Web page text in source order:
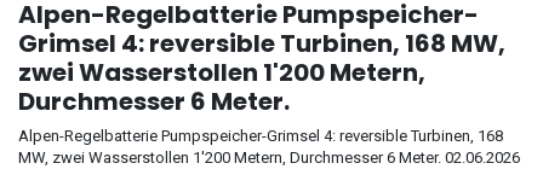
Alpen-Regelbatterie Pumpspeicher-
Grimsel 4: reversible Turbinen, 168 MW,
zwei Wasserstollen 1'200 Metern,
Durchmesser 6 Meter.
Alpen-Regelbatterie Pumpspeicher-Grimsel 4: reversible Turbinen, 168
MW, zwei Wasserstollen 1'200 Metern, Durchmesser 6 Meter. 02.06.2026